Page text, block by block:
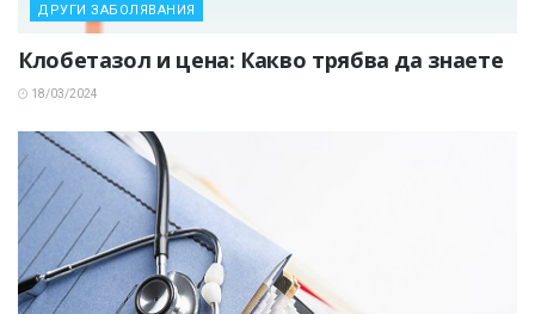
ДРУГИ ЗАБОЛЯВАНИЯ
Клобетазол и цена: Какво трябва да знаете
18/03/2024